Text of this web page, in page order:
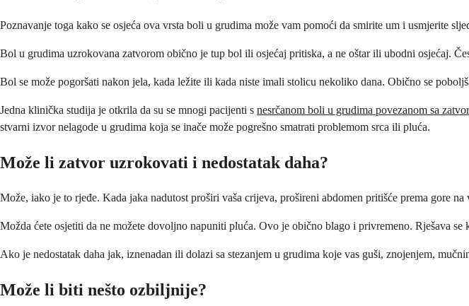
Poznavanje toga kako se osjeća ova vrsta boli u grudima može vam pomoći da smirite um i usmjerite
Bol u grudima uzrokovana zatvorom obično je tup bol ili osjećaj pritiska, a ne oštar ili ubodni osjećaj.
Bol se može pogoršati nakon jela, kada ležite ili kada niste imali stolicu nekoliko dana. Obično se
Jedna klinička studija je otkrila da su se mnogi pacijenti s nesrčanom boli u grudima povezanom sa
stvarni izvor nelagode u grudima koja se inače može pogrešno smatrati problemom srca ili pluća.
Može li zatvor uzrokovati i nedostatak daha?
Može, iako je to rjeđe. Kada jaka nadutost proširi vaša crijeva, prošireni abdomen pritišće prema gore
Možda ćete osjetiti da ne možete dovoljno napuniti pluća. Ovo je obično blago i privremeno. Rješava se
Ako je nedostatak daha jak, iznenadan ili dolazi sa stezanjem u grudima koje vas guši, znojenjem,
Može li biti nešto ozbiljnije?